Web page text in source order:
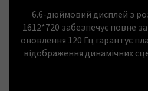
6.6-дюймовий дисплей з
1612*720 забезпечує повне
оновлення 120 Гц гарантує
відображення динамічних